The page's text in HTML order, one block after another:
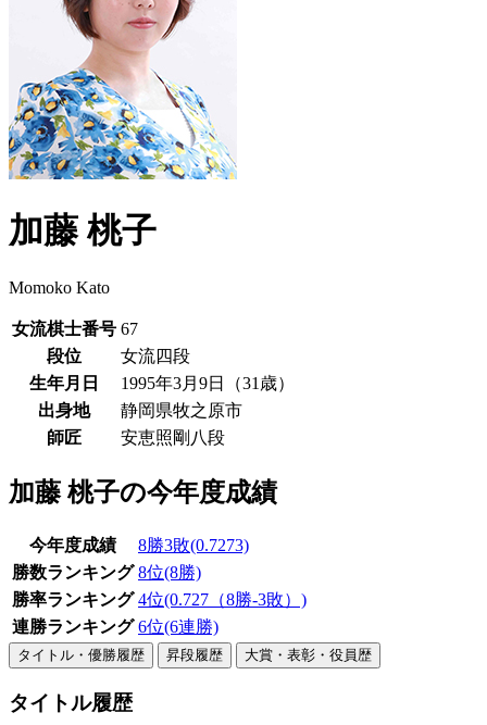
加藤 桃子
Momoko Kato
女流棋士番号 67
段位
女流四段
生年月日
1995年3月9日（31歳）
出身地
静岡県牧之原市
師匠
安恵照剛八段
加藤 桃子の今年度成績
今年度成績
8勝3敗(0.7273)
勝数ランキング 8位(8勝)
勝率ランキング 4位(0.727（8勝-3敗）)
連勝ランキング 6位(6連勝)
タイトル・優勝履歴 昇段履歴 大賞・表彰・役員歴
タイトル履歴